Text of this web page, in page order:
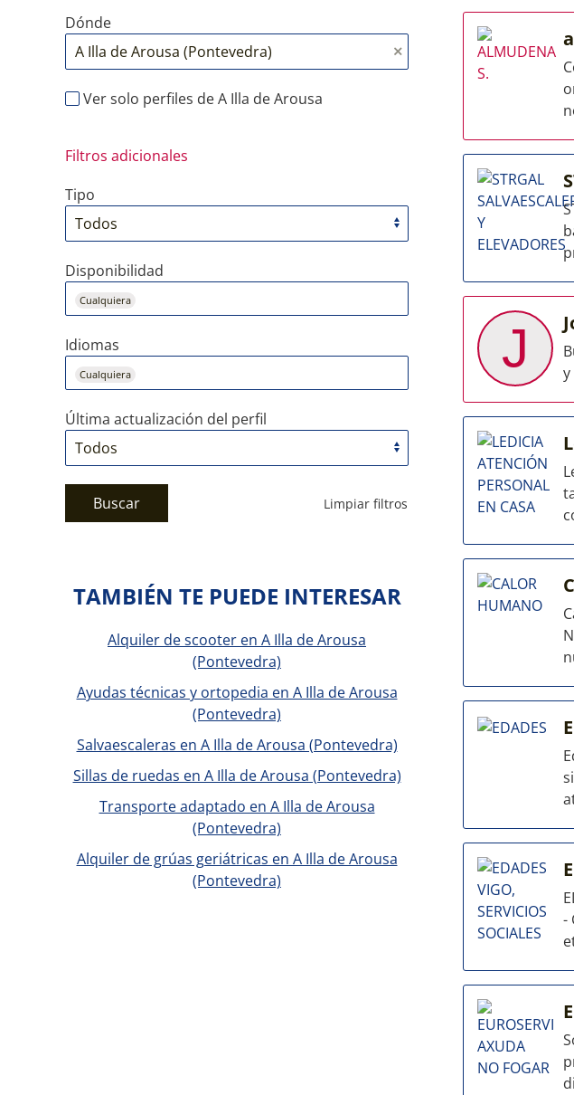
Dónde
Ver solo perfiles de A Illa de Arousa
Filtros adicionales
Tipo
Disponibilidad
Cualquiera
Idiomas
Cualquiera
Última actualización del perfil
Buscar Limpiar filtros
J
-
TAMBIÉN TE PUEDE INTERESAR
Alquiler de scooter en A Illa de Arousa
(Pontevedra)
Ayudas técnicas y ortopedia en A Illa de Arousa
(Pontevedra)
Salvaescaleras en A Illa de Arousa (Pontevedra)
Sillas de ruedas en A Illa de Arousa (Pontevedra)
Transporte adaptado en A Illa de Arousa
(Pontevedra)
Alquiler de grúas geriátricas en A Illa de Arousa
(Pontevedra)